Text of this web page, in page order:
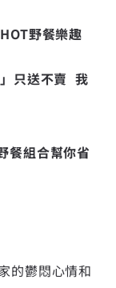
野餐樂趣
只送不賣 我
餐組合幫你省
鬱悶心情和